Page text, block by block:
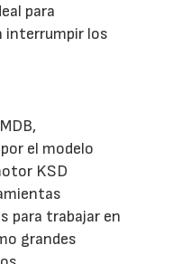
para
interrumpir los
el modelo
KSD
para trabajar en
grandes